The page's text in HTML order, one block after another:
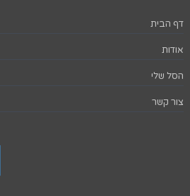
דף הבית
אודות
הסל שלי
צור קשר